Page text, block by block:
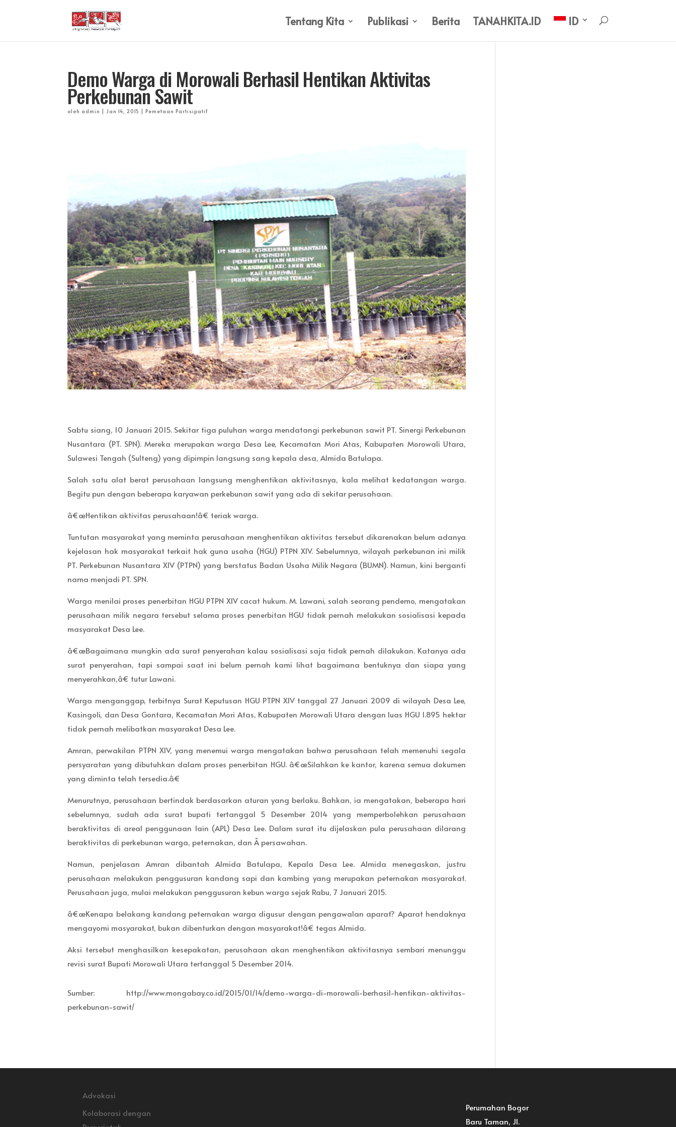
Tentang Kita Publikasi Berita TANAHKITA.ID ID
Demo Warga di Morowali Berhasil Hentikan Aktivitas
Perkebunan Sawit
oleh admin |Jan 14, 2015 |Pemetaan Partisipatif
Sabtu siang, 10 Januari 2015. Sekitar tiga puluhan warga mendatangi perkebunan sawit PT. Sinergi Perkebunan
Nusantara (PT. SPN). Mereka merupakan warga Desa Lee, Kecamatan Mori Atas, Kabupaten Morowali Utara,
Sulawesi Tengah (Sulteng) yang dipimpin langsung sang kepala desa, Almida Batulapa.
Salah satu alat berat perusahaan langsung menghentikan aktivitasnya, kala melihat kedatangan warga.
Begitu pun dengan beberapa karyawan perkebunan sawit yang ada di sekitar perusahaan.
â€œHentikan aktivitas perusahaan!â€ teriak warga.
Tuntutan masyarakat yang meminta perusahaan menghentikan aktivitas tersebut dikarenakan belum adanya
kejelasan hak masyarakat terkait hak guna usaha (HGU) PTPN XIV. Sebelumnya, wilayah perkebunan ini milik
PT. Perkebunan Nusantara XIV (PTPN) yang berstatus Badan Usaha Milik Negara (BUMN). Namun, kini berganti
nama menjadi PT. SPN.
Warga menilai proses penerbitan HGU PTPN XIV cacat hukum. M. Lawani, salah seorang pendemo, mengatakan
perusahaan milik negara tersebut selama proses penerbitan HGU tidak pernah melakukan sosialisasi kepada
masyarakat Desa Lee.
â€œBagaimana mungkin ada surat penyerahan kalau sosialisasi saja tidak pernah dilakukan. Katanya ada
surat penyerahan, tapi sampai saat ini belum pernah kami lihat bagaimana bentuknya dan siapa yang
menyerahkan,â€ tutur Lawani.
Warga menganggap, terbitnya Surat Keputusan HGU PTPN XIV tanggal 27 Januari 2009 di wilayah Desa Lee,
Kasingoli, dan Desa Gontara, Kecamatan Mori Atas, Kabupaten Morowali Utara dengan luas HGU 1.895 hektar
tidak pernah melibatkan masyarakat Desa Lee.
Amran, perwakilan PTPN XIV, yang menemui warga mengatakan bahwa perusahaan telah memenuhi segala
persyaratan yang dibutuhkan dalam proses penerbitan HGU. â€œSilahkan ke kantor, karena semua dokumen
yang diminta telah tersedia.â€
Menurutnya, perusahaan bertindak berdasarkan aturan yang berlaku. Bahkan, ia mengatakan, beberapa hari
sebelumnya, sudah ada surat bupati tertanggal 5 Desember 2014 yang memperbolehkan perusahaan
beraktivitas di areal penggunaan lain (APL) Desa Lee. Dalam surat itu dijelaskan pula perusahaan dilarang
beraktivitas di perkebunan warga, peternakan, dan Â persawahan.
Namun, penjelasan Amran dibantah Almida Batulapa, Kepala Desa Lee. Almida menegaskan, justru
perusahaan melakukan penggusuran kandang sapi dan kambing yang merupakan peternakan masyarakat.
Perusahaan juga, mulai melakukan penggusuran kebun warga sejak Rabu, 7 Januari 2015.
â€œKenapa belakang kandang peternakan warga digusur dengan pengawalan aparat? Aparat hendaknya
mengayomi masyarakat, bukan dibenturkan dengan masyarakat!â€ tegas Almida.
Aksi tersebut menghasilkan kesepakatan, perusahaan akan menghentikan aktivitasnya sembari menunggu
revisi surat Bupati Morowali Utara tertanggal 5 Desember 2014.
Sumber: http://www.mongabay.co.id/2015/01/14/demo-warga-di-morowali-berhasil-hentikan-aktivitas-
perkebunan-sawit/
Advokasi
Kolaborasi dengan
Perumahan Bogor
Baru Taman, Jl.